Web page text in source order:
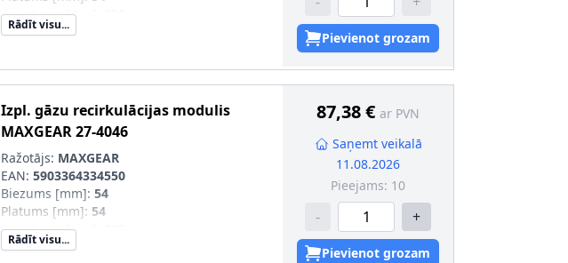
Augstums [mm]
Kvalitāte/Klase
Rādīt visu...
Pievienot grozam
Izpl. gāzu recirkulācijas modulis
MAXGEAR27-4046
Ražotājs: MAXGEAR
EAN: 5903364334550
Biezums [mm]: 54
Platums [mm]: 54
Augstums [mm]
Kvalitāte/Klase
Rādīt visu...
87,38 € ar PVN
Saņemt veikalā
11.08.2026
Pieejams: 10
- +
Pievienot grozam